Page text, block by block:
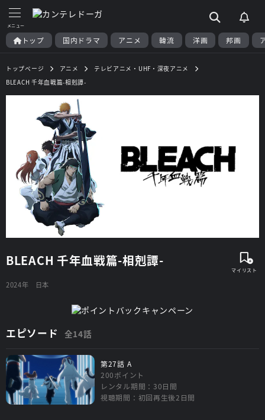
トップ 国内ドラマ アニメ 韓流 洋画 邦画
トップページ アニメ
テレビアニメ・UHF・深夜アニメ
BLEACH 千年血戦篇-相剋譚-
BLEACH 千年血戦篇-相剋譚-
2024年 日本
エピソード 全14話
第27話 A
200ポイント
レンタル期間：30日間
視聴期間：初回再生後2日間